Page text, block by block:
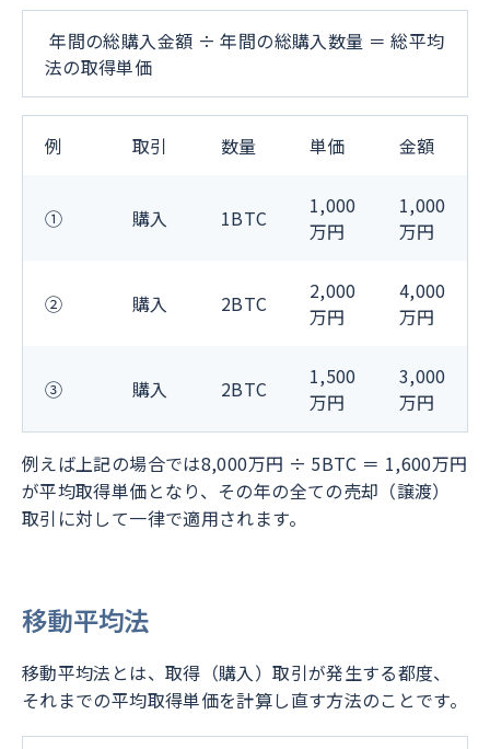
年間の総購入金額 ÷ 年間の総購入数量 ＝ 総平均
法の取得単価
例 取引 数量 単価 金額
① 購入 1BTC
1,000
万円
1,000
万円
② 購入 2BTC
2,000
万円
4,000
万円
③ 購入 2BTC
1,500
万円
3,000
万円
例えば上記の場合では8,000万円 ÷ 5BTC ＝ 1,600万円
が平均取得単価となり、その年の全ての売却（譲渡）
取引に対して一律で適用されます。
移動平均法
移動平均法とは、取得（購入）取引が発生する都度、
それまでの平均取得単価を計算し直す方法のことです。